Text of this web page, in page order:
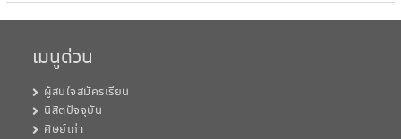
เมนูด่วน
ผู้สนใจสมัครเรียน
นิสิตปัจจุบัน
ศิษย์เก่า